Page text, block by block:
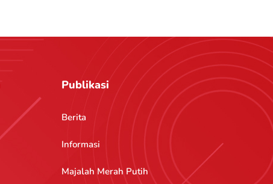
Publikasi
Berita
Informasi
Majalah Merah Putih